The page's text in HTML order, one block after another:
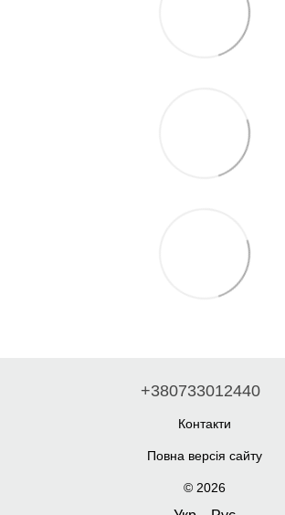
+380733012440
Контакти
Повна версія сайту
© 2026